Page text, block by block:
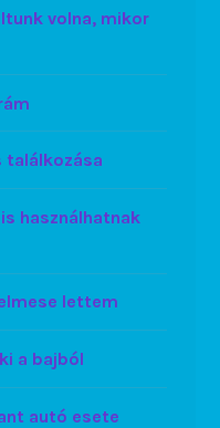
volna, mikor
találkozása
használhatnak
lettem
a bajból
autó esete